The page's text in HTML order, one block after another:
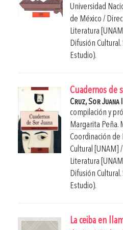
Universidad
de México /
Literatura
Difusión Cultural.
Estudio).
Cuadernos de
Cruz, Sor Juana
compilación y
Margarita Peña.
Coordinación de
Cultural [UNAM]
Literatura
Difusión Cultural.
Estudio).
La ceiba en